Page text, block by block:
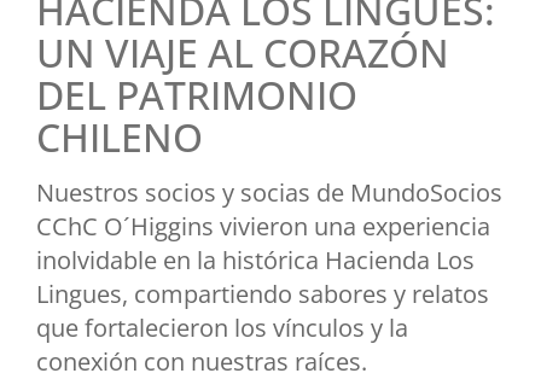
UN VIAJE AL CORAZÓN
DEL PATRIMONIO
CHILENO
Nuestros socios y socias de MundoSocios
CChC O´Higgins vivieron una experiencia
inolvidable en la histórica Hacienda Los
Lingues, compartiendo sabores y relatos
que fortalecieron los vínculos y la
conexión con nuestras raíces.